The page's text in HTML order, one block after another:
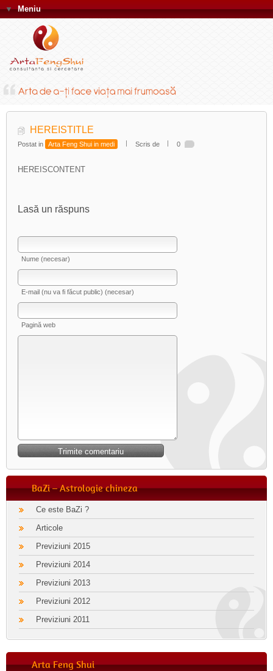
▼Meniu
HEREISTITLE
Postat in Arta Feng Shui in medi Scris de 0
HEREISCONTENT
Lasă un răspuns
Nume (necesar)
E-mail (nu va fi făcut public) (necesar)
Pagină web
BaZi – Astrologie chineza
Ce este BaZi ?
Articole
Previziuni 2015
Previziuni 2014
Previziuni 2013
Previziuni 2012
Previziuni 2011
Arta Feng Shui